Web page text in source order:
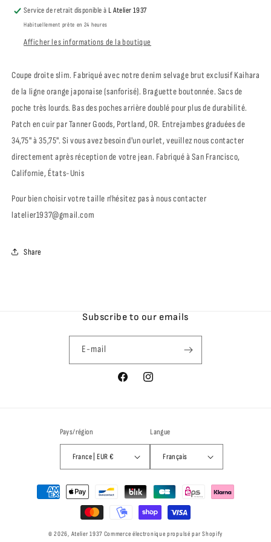
JEANS
16.5
OZ
JEANS
16.5
OZ
Service de retrait disponible àL Atelier 1937
Habituellement prête en 24 heures
Afficher les informations de la boutique
Coupe droite slim. Fabriqué avec notre denim selvage brut exclusif Kaihara
de la ligne orange japonaise (sanforisé). Braguette boutonnée. Sacs de
poche très lourds. Bas des poches arrière doublé pour plus de durabilité.
Patch en cuir par Tanner Goods, Portland, OR. Entrejambes graduées de
34,75" à 35,75". Si vous avez besoin d'un ourlet, veuillez nous contacter
directement après réception de votre jean. Fabriqué à San Francisco,
Californie, États-Unis
Pour bien choisir votre taille n'hésitez pas à nous contacter
latelier1937@gmail.com
Share
Subscribe to our emails
E-mail
FacebookInstagram
Pays/région
France | EUR €
Langue
Français
Moyens
© 2026, Atelier 1937 Commerce électronique propulsé par Shopify